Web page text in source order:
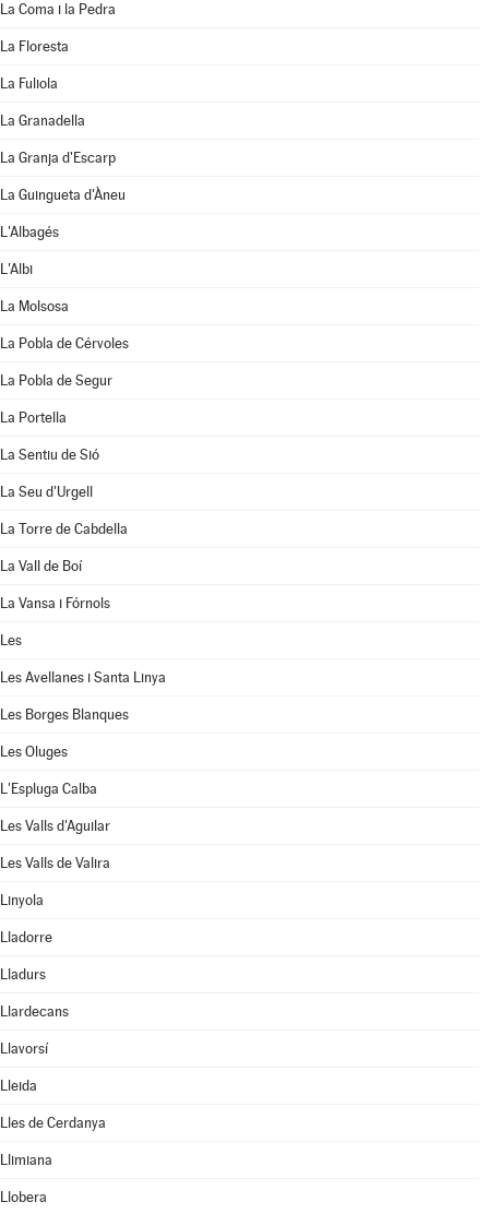
La Coma i la Pedra
La Floresta
La Fuliola
La Granadella
La Granja d'Escarp
La Guingueta d'Àneu
L'Albagés
L'Albi
La Molsosa
La Pobla de Cérvoles
La Pobla de Segur
La Portella
La Sentiu de Sió
La Seu d'Urgell
La Torre de Cabdella
La Vall de Boí
La Vansa i Fórnols
Les
Les Avellanes i Santa Linya
Les Borges Blanques
Les Oluges
L'Espluga Calba
Les Valls d'Aguilar
Les Valls de Valira
Linyola
Lladorre
Lladurs
Llardecans
Llavorsí
Lleida
Lles de Cerdanya
Llimiana
Llobera